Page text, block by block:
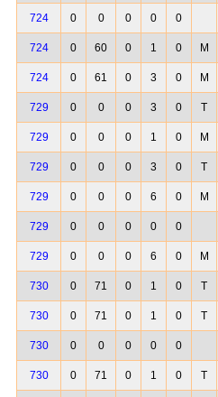
724 0 0 0 0 0
724 0 60 0 1 0 M
724
0 61 0 3 0 M
729
0 0 0 3 0 T
729 0 0 0 1 0 M
729 0 0 0 3 0 T
729 0 0 0 6 0 M
729 0 0 0 0 0
729 0 0 0 6 0 M
730 0 71 0 1 0 T
730 0 71 0 1 0 T
730 0 0 0 0 0
730 0 71 0 1 0 T